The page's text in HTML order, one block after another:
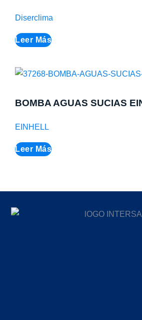
Diserclima
Leer Más
BOMBA AGUAS SUCIAS
EINHELL
Leer Más